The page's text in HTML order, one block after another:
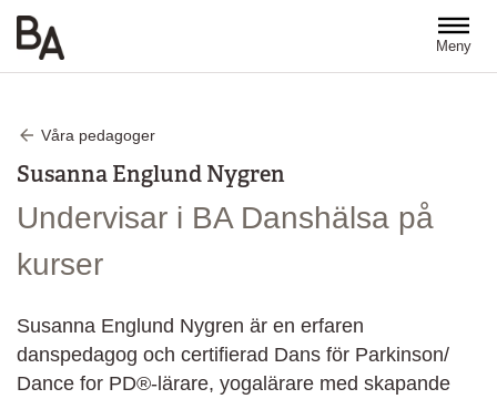
Meny
Våra pedagoger
Susanna Englund Nygren
Undervisar i BA Danshälsa på
kurser
Susanna Englund Nygren är en erfaren
danspedagog och certifierad Dans för Parkinson/
Dance for PD®-lärare, yogalärare med skapande